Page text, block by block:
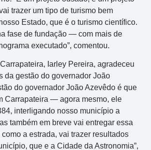
trazer um tipo de turismo bem
Estado, que é o turismo científico.
fase de fundação — com mais de
executado”, comentou.
Iarley Pereira, agradeceu
da gestão do governador João
do governador João Azevêdo é que
Carrapateira — agora mesmo, ele
interligando nosso município a
também em breve vai entregar essa
a estrada, vai trazer resultados
que e a Cidade da Astronomia”,